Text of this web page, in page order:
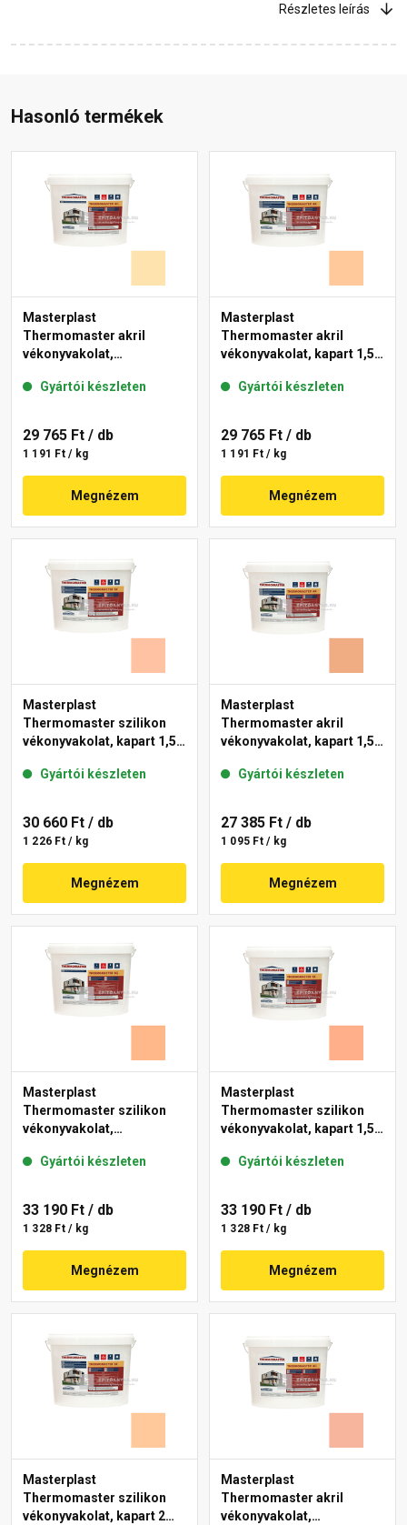
Részletes leírás
Hasonló termékek
Masterplast
Thermomaster akril
vékonyvakolat,
01-E 25 kg
Gyártói készleten
29 765 Ft / db
1 191 Ft / kg
Megnézem
Masterplast
Thermomaster akril
vékonyvakolat, kapart 1,5
Gyártói készleten
29 765 Ft / db
1 191 Ft / kg
Megnézem
Masterplast
Thermomaster szilikon
vékonyvakolat, kapart 1,5
Gyártói készleten
30 660 Ft / db
1 226 Ft / kg
Megnézem
Masterplast
Thermomaster akril
vékonyvakolat, kapart 1,5
Gyártói készleten
27 385 Ft / db
1 095 Ft / kg
Megnézem
Masterplast
Thermomaster szilikon
vékonyvakolat,
10-C 25 kg
Gyártói készleten
33 190 Ft / db
1 328 Ft / kg
Megnézem
Masterplast
Thermomaster szilikon
vékonyvakolat, kapart 1,5
Gyártói készleten
33 190 Ft / db
1 328 Ft / kg
Megnézem
Masterplast
Thermomaster szilikon
vékonyvakolat, kapart 2
Masterplast
Thermomaster akril
vékonyvakolat,